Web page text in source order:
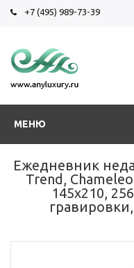
+7 (495) 989-73-39
МЕНЮ
Ежедневник
Trend,
145х210,